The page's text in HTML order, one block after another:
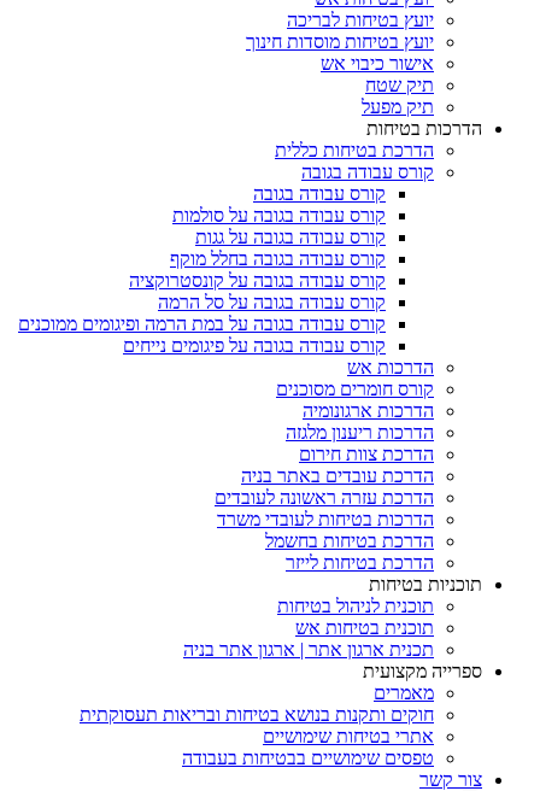
יועץ בטיחות לבריכה
יועץ בטיחות מוסדות חינוך
אישור כיבוי אש
תיק שטח
תיק מפעל
הדרכות בטיחות
הדרכת בטיחות כללית
קורס עבודה בגובה
קורס עבודה בגובה
קורס עבודה בגובה על סולמות
קורס עבודה בגובה על גגות
קורס עבודה בגובה בחלל מוקף
קורס עבודה בגובה על קונסטרוקציה
קורס עבודה בגובה על סל הרמה
קורס עבודה בגובה על במת הרמה ופיגומים ממוכנים
קורס עבודה בגובה על פיגומים נייחים
הדרכות אש
קורס חומרים מסוכנים
הדרכות ארגונומיה
הדרכות ריענון מלגזה
הדרכת צוות חירום
הדרכת עובדים באתר בניה
הדרכת עזרה ראשונה לעובדים
הדרכות בטיחות לעובדי משרד
הדרכת בטיחות בחשמל
הדרכת בטיחות לייזר
תוכניות בטיחות
תוכנית לניהול בטיחות
תוכנית בטיחות אש
תכנית ארגון אתר | ארגון אתר בניה
ספרייה מקצועית
מאמרים
חוקים ותקנות בנושא בטיחות ובריאות תעסוקתית
אתרי בטיחות שימושיים
טפסים שימושיים בבטיחות בעבודה
צור קשר